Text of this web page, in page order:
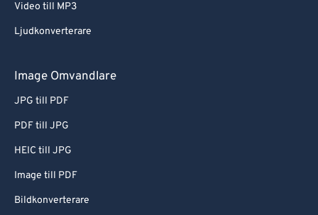
Video till MP3
Ljudkonverterare
Image Omvandlare
JPG till PDF
PDF till JPG
HEIC till JPG
Image till PDF
Bildkonverterare